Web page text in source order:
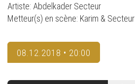
Artiste: Abdelkader Secteur
Metteur(s) en scène: Karim & Secteur
08.12.2018 • 20:00